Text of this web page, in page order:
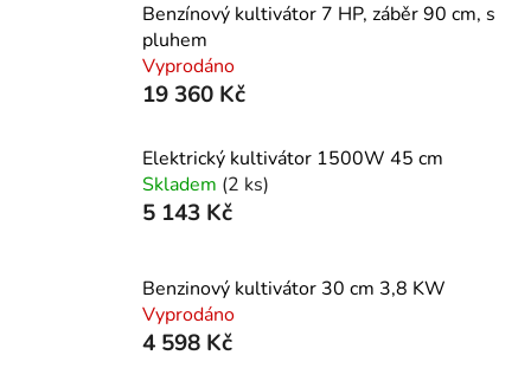
Benzínový kultivátor 7 HP, záběr 90 cm, s
pluhem
Vyprodáno
19 360 Kč
Elektrický kultivátor 1500W 45 cm
Skladem (2 ks)
5 143 Kč
Benzinový kultivátor 30 cm 3,8 KW
Vyprodáno
4 598 Kč